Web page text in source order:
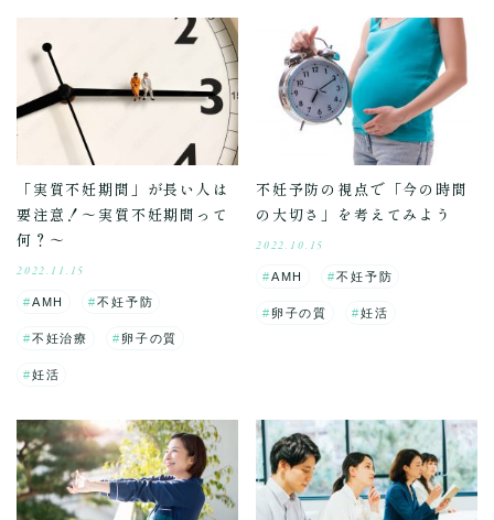
「実質不妊期間」が長い人は
要注意！～実質不妊期間って
何？～
2022.11.15
AMH 不妊予防
不妊治療 卵子の質
妊活
不妊予防の視点で「今の時間
の大切さ」を考えてみよう
2022.10.15
AMH 不妊予防
卵子の質 妊活